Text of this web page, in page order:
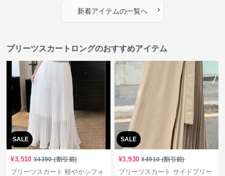
新着アイテムの一覧へ ›
プリーツスカートロングのおすすめアイテム
SALE
¥3,510 ¥4390(割引前)
プリーツスカート 軽やかシフォ
SALE
¥3,930 ¥4910(割引前)
プリーツスカート サイドプリー